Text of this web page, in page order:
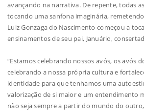
avançando na narrativa. De repente, todas
tocando uma sanfona imaginária,
Luiz Gonzaga do Nascimento começou a
ensinamentos de seu pai, Januário,
“Estamos celebrando nossos avós, os avós
celebrando a nossa própria cultura e
identidade para que tenhamos uma
valorização de si maior e um entendimento
não seja sempre a partir do mundo do